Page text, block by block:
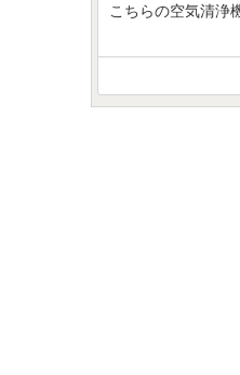
こちらの空気清浄